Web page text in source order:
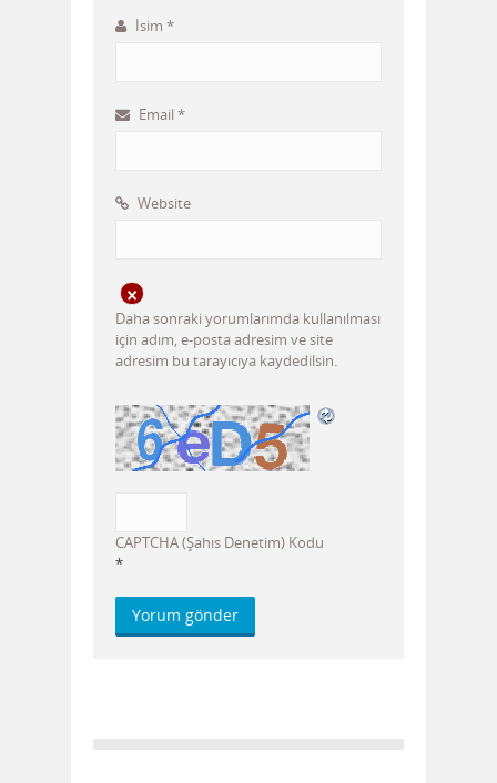
İsim *
Email *
Website
Daha sonraki yorumlarımda kullanılması
için adım, e-posta adresim ve site
adresim bu tarayıcıya kaydedilsin.
CAPTCHA (Şahıs Denetim) Kodu
*